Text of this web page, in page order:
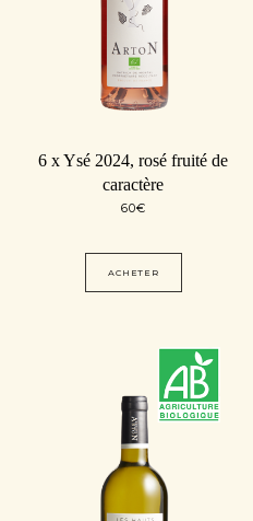
6 x Ysé 2024, rosé fruité de
caractère
60€
ACHETER